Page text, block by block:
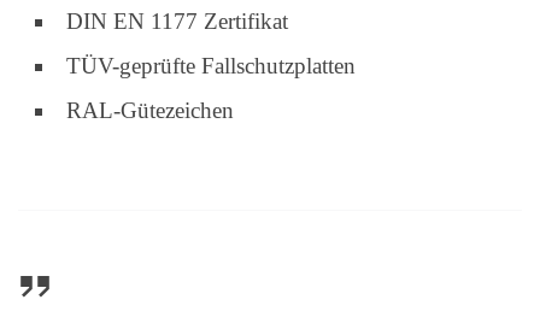
DIN EN 1177 Zertifikat
TÜV-geprüfte Fallschutzplatten
RAL-Gütezeichen